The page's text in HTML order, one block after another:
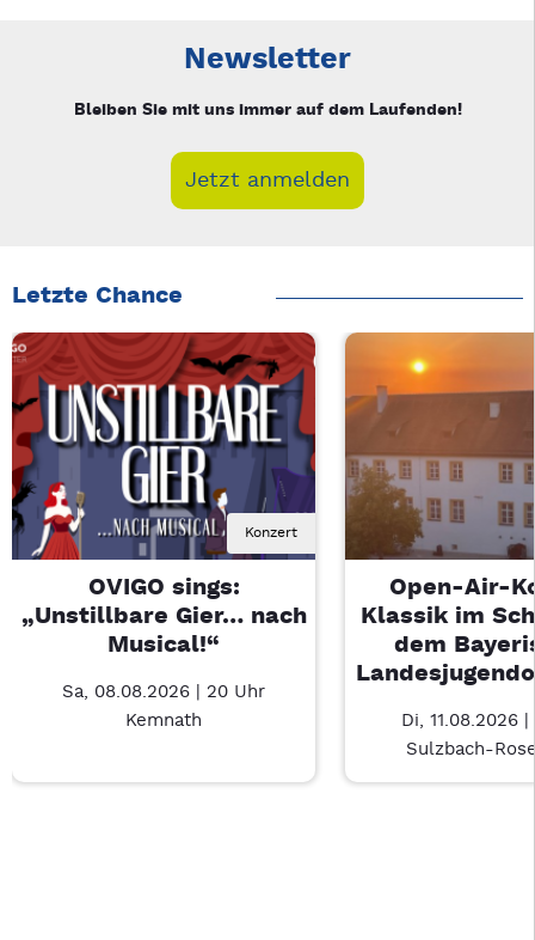
Newsletter
Bleiben Sie mit uns immer auf dem Laufenden!
Jetzt anmelden
Letzte Chance
Konzert
OVIGO sings:
„Unstillbare Gier… nach
Musical!“
Sa, 08.08.2026 | 20 Uhr
Kemnath
Open-Air-
Klassik im
dem
Di, 11.08.2026
Sulzbach-